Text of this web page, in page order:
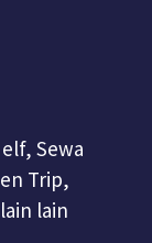
Sewa
Trip,
lain